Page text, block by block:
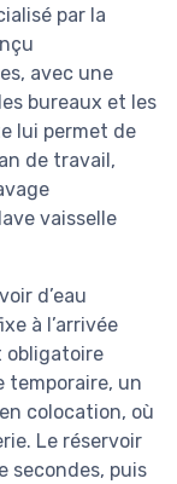
par la
avec une
bureaux et les
lui permet de
de travail,
vaisselle
d’eau
à l’arrivée
obligatoire
temporaire, un
colocation, où
Le réservoir
secondes, puis